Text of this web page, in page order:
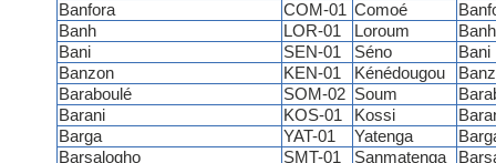
Banfora
COM-01 Comoé
Banh
LOR-01 Loroum
Banh
Bani
SEN-01 Séno
Bani
Banzon
KEN-01 Kénédougou
Baraboulé
SOM-02 Soum
Barani
KOS-01 Kossi
Barga
YAT-01 Yatenga
Barsalogho
SMT-01 Sanmatenga